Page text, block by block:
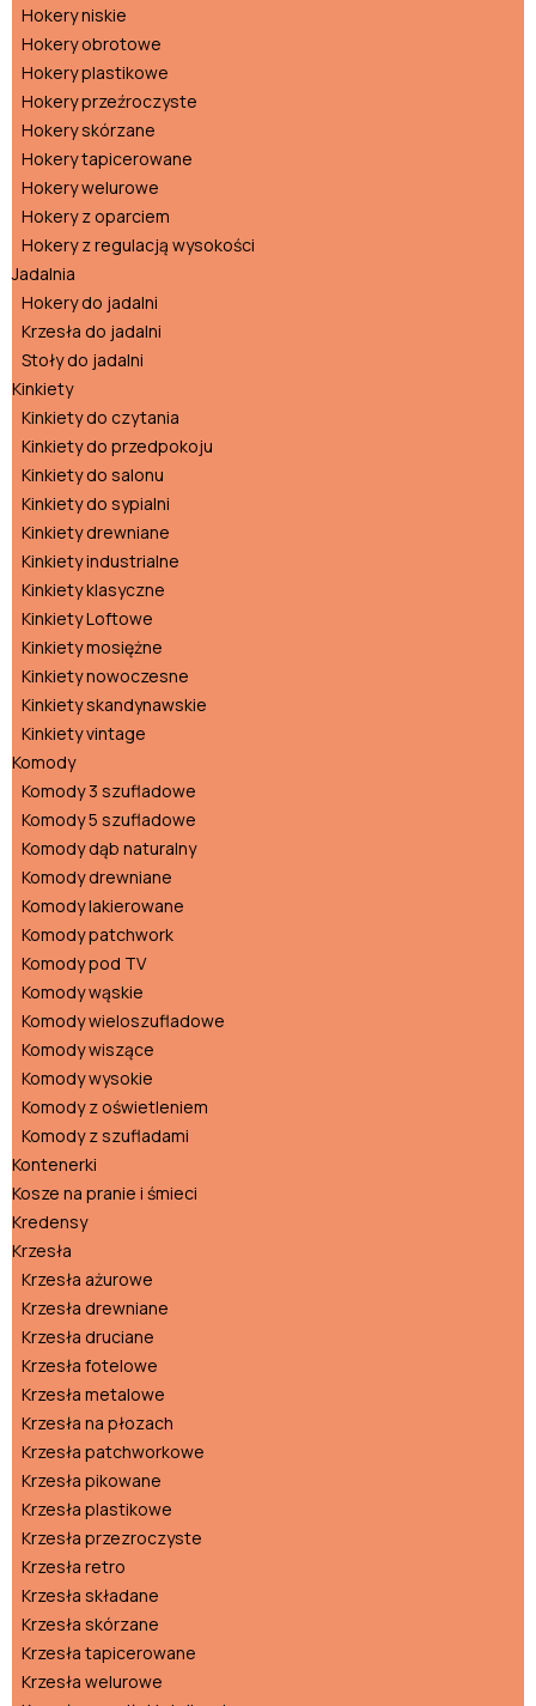
Hokery niskie
Hokery obrotowe
Hokery plastikowe
Hokery przeźroczyste
Hokery skórzane
Hokery tapicerowane
Hokery welurowe
Hokery z oparciem
Hokery z regulacją wysokości
Jadalnia
Hokery do jadalni
Krzesła do jadalni
Stoły do jadalni
Kinkiety
Kinkiety do czytania
Kinkiety do przedpokoju
Kinkiety do salonu
Kinkiety do sypialni
Kinkiety drewniane
Kinkiety industrialne
Kinkiety klasyczne
Kinkiety Loftowe
Kinkiety mosiężne
Kinkiety nowoczesne
Kinkiety skandynawskie
Kinkiety vintage
Komody
Komody 3 szufladowe
Komody 5 szufladowe
Komody dąb naturalny
Komody drewniane
Komody lakierowane
Komody patchwork
Komody pod TV
Komody wąskie
Komody wieloszufladowe
Komody wiszące
Komody wysokie
Komody z oświetleniem
Komody z szufladami
Kontenerki
Kosze na pranie i śmieci
Kredensy
Krzesła
Krzesła ażurowe
Krzesła drewniane
Krzesła druciane
Krzesła fotelowe
Krzesła metalowe
Krzesła na płozach
Krzesła patchworkowe
Krzesła pikowane
Krzesła plastikowe
Krzesła przezroczyste
Krzesła retro
Krzesła składane
Krzesła skórzane
Krzesła tapicerowane
Krzesła welurowe